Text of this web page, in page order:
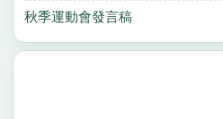
秋季運動會發言稿